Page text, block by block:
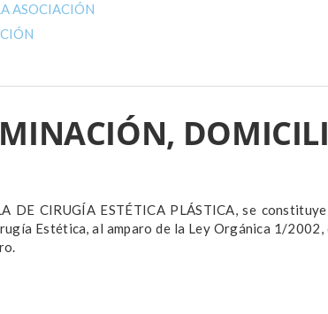
ASOCIACIÓN
DE CIRUGÍA ESTÉTICA PLÁSTICA, se
Estética, al amparo de la Ley Orgánica 1/